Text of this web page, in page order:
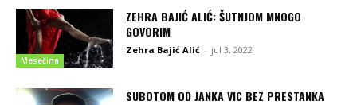
Mesečina
ZEHRA BAJIĆ ALIĆ: ŠUTNJOM MNOGO
GOVORIM
Zehra Bajić Alić - jul 3, 2022
SUBOTOM OD JANKA VIC BEZ PRESTANKA